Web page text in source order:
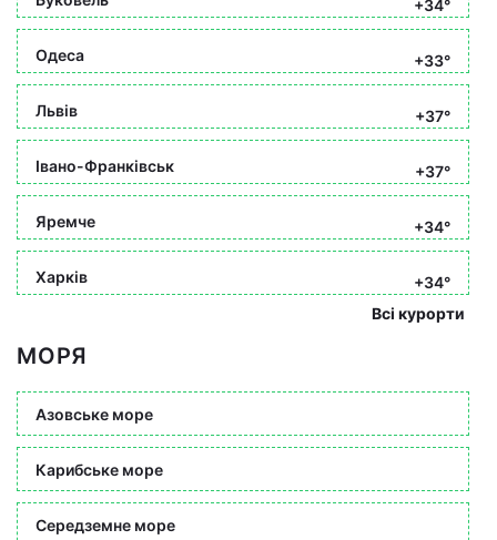
+34°
Одеса +33°
Львів +37°
Івано-Франківськ +37°
Яремче +34°
Харків
+34°
Всі курорти
МОРЯ
Азовське море
Карибське море
Середземне море